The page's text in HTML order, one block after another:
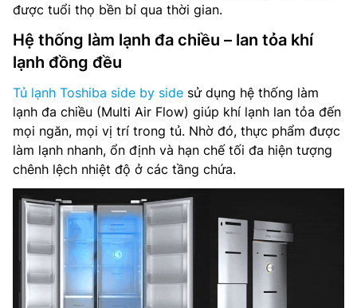
được tuổi thọ bền bỉ qua thời gian.
Hệ thống làm lạnh đa chiều – lan tỏa khí
lạnh đồng đều
Tủ lạnh Toshiba side by side sử dụng hệ thống làm
lạnh đa chiều (Multi Air Flow) giúp khí lạnh lan tỏa đến
mọi ngăn, mọi vị trí trong tủ. Nhờ đó, thực phẩm được
làm lạnh nhanh, ổn định và hạn chế tối đa hiện tượng
chênh lệch nhiệt độ ở các tầng chứa.